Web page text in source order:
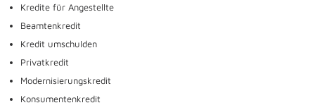
Kredite für Angestellte
Beamtenkredit
Kredit umschulden
Privatkredit
Modernisierungskredit
Konsumentenkredit